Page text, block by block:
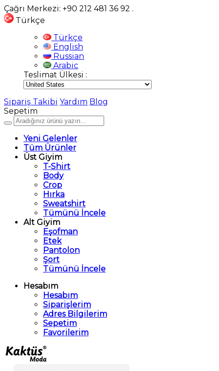
Çağrı Merkezi: +90 212 481 36 92 .
Türkçe
Türkçe
English
Russian
Arabic
Teslimat Ülkesi :
Sipariş Takibi Yardım Blog
Sepetim
Yeni Gelenler
Tüm Ürünler
Üst Giyim
T-Shirt
Body
Crop
Hırka
Sweatshirt
Tümünü İncele
Alt Giyim
Eşofman
Etek
Pantolon
Şort
Tümünü İncele
Hesabım
Hesabım
Siparişlerim
Adres Bilgilerim
Sepetim
Favorilerim